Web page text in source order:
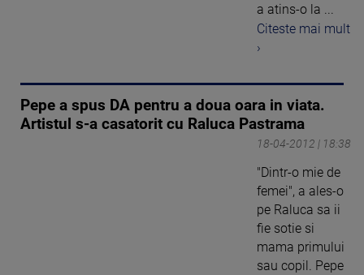
a atins-o la ...
Citeste mai mult
›
Pepe a spus DA pentru a doua oara in viata.
Artistul s-a casatorit cu Raluca Pastrama
18-04-2012 | 18:38
"Dintr-o mie de
femei", a ales-o
pe Raluca sa ii
fie sotie si
mama primului
sau copil. Pepe